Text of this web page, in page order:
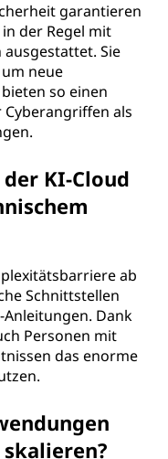
garantieren
der Regel mit
Sie
neue
so einen
als
KI-Cloud
ab
Schnittstellen
Dank
Personen mit
das enorme